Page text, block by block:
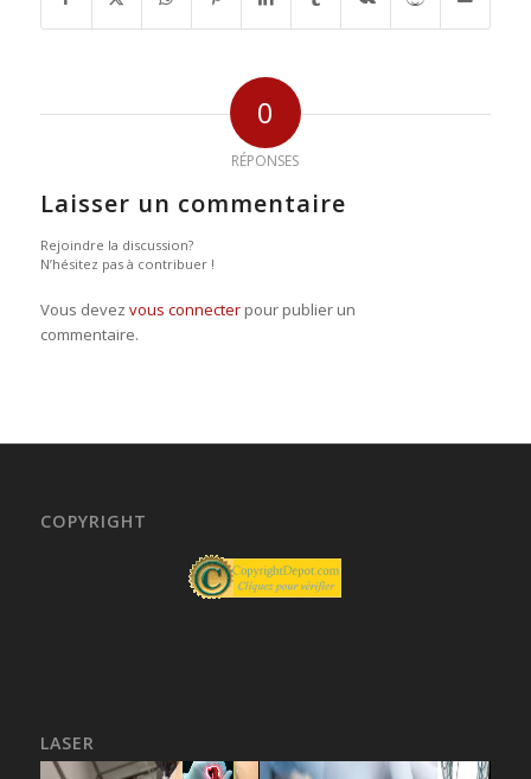
0
RÉPONSES
Laisser un commentaire
Rejoindre la discussion?
N’hésitez pas à contribuer !
Vous devez vous connecterpour publier un
commentaire.
COPYRIGHT
LASER